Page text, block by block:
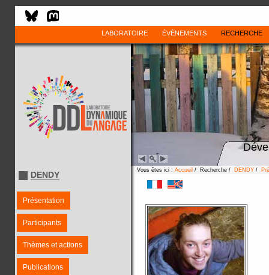
LABORATOIRE ÉVÈNEMENTS RECHERCHE
DENDY
Présentation
Participants
Thèmes et actions
Publications
Vous êtes ici : Accueil / Recherche / DENDY /